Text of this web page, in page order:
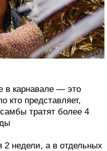
в карнавале — это
кто представляет,
тратят более 4
2 недели, а в отдельных